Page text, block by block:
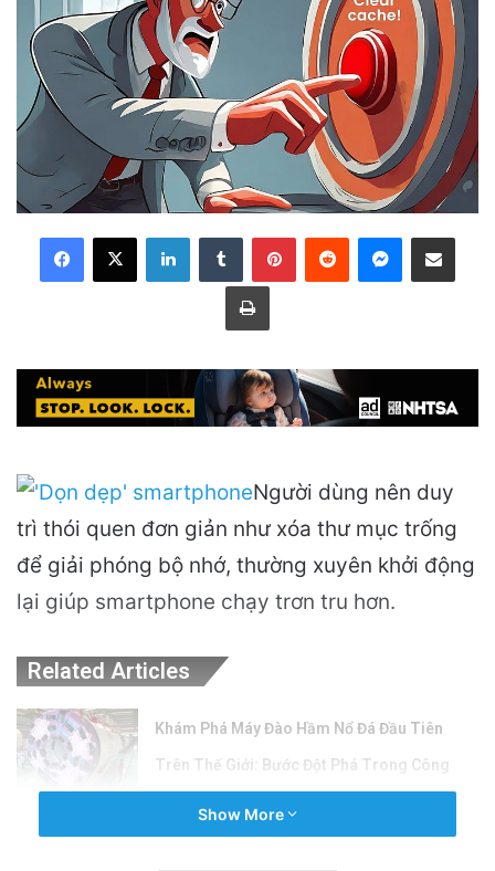
LinkedInTumblr PinterestReddit Messenger
Share via Email
Print
Người dùng nên duy
trì thói quen đơn giản như xóa thư mục trống
để giải phóng bộ nhớ, thường xuyên khởi động
lại giúp smartphone chạy trơn tru hơn.
Related Articles
Khám Phá Máy Đào Hầm Nổ Đá Đầu Tiên
Trên Thế Giới: Bước Đột Phá Trong Công
Show More